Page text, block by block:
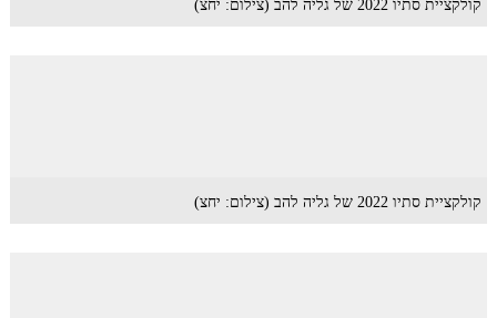
קולקציית סתיו 2022 של גליה להב (צילום: יחצ)
קולקציית סתיו 2022 של גליה להב (צילום: יחצ)